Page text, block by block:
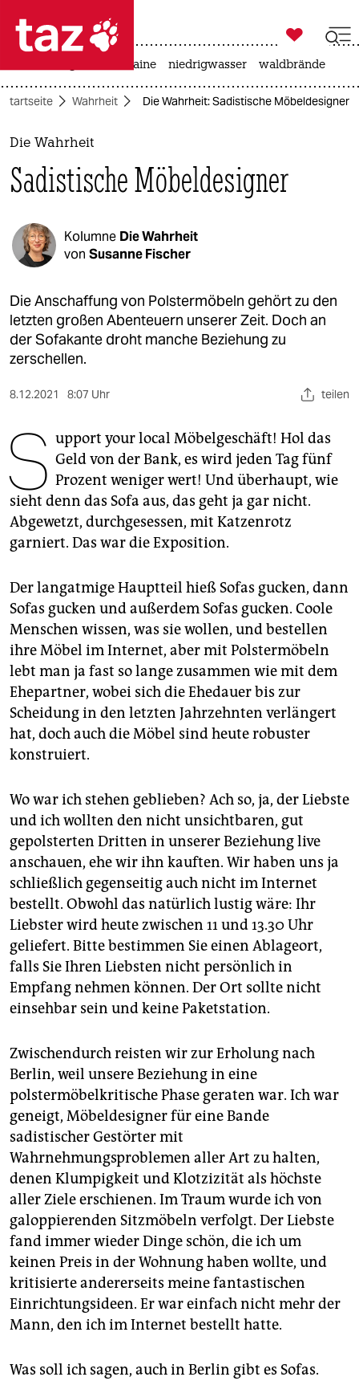
 taz zahl ich
taz zahl ich
themen
politik
öko
gesellschaft
kultur
sport
berlin
nord
wahrheit
verlag
verlag
veranstaltungen
fragen & hilfe
unterstützen
abo
genossenschaft
epaper login

taz zahl ich
krieg in der ukraine niedrigwasser waldbrände
Startseite Wahrheit Die Wahrheit: Sadistische Möbeldesigner
Die Wahrheit
Sadistische Möbeldesigner
Kolumne Die Wahrheit
von Susanne Fischer
Die Anschaffung von Polstermöbeln gehört zu den
letzten großen Abenteuern unserer Zeit. Doch an
der Sofakante droht manche Beziehung zu
zerschellen.
8.12.2021 8:07 Uhr teilen
S upport your local Möbelgeschäft! Hol das
Geld von der Bank, es wird jeden Tag fünf
Prozent weniger wert! Und überhaupt, wie
sieht denn das Sofa aus, das geht ja gar nicht.
Abgewetzt, durchgesessen, mit Katzenrotz
garniert. Das war die Exposition.
Der langatmige Hauptteil hieß Sofas gucken, dann
Sofas gucken und außerdem Sofas gucken. Coole
Menschen wissen, was sie wollen, und bestellen
ihre Möbel im Internet, aber mit Polstermöbeln
lebt man ja fast so lange zusammen wie mit dem
Ehepartner, wobei sich die Ehedauer bis zur
Scheidung in den letzten Jahrzehnten verlängert
hat, doch auch die Möbel sind heute robuster
konstruiert.
Wo war ich stehen geblieben? Ach so, ja, der Liebste
und ich wollten den nicht unsichtbaren, gut
gepolsterten Dritten in unserer Beziehung live
anschauen, ehe wir ihn kauften. Wir haben uns ja
schließlich gegenseitig auch nicht im Internet
bestellt. Obwohl das natürlich lustig wäre: Ihr
Liebster wird heute zwischen 11 und 13.30 Uhr
geliefert. Bitte bestimmen Sie einen Ablageort,
falls Sie Ihren Liebsten nicht persönlich in
Empfang nehmen können. Der Ort sollte nicht
einsehbar sein und keine Paketstation.
Zwischendurch reisten wir zur Erholung nach
Berlin, weil unsere Beziehung in eine
polstermöbelkritische Phase geraten war. Ich war
geneigt, Möbeldesigner für eine Bande
sadistischer Gestörter mit
Wahrnehmungsproblemen aller Art zu halten,
denen Klumpigkeit und Klotzizität als höchste
aller Ziele erschienen. Im Traum wurde ich von
galoppierenden Sitzmöbeln verfolgt. Der Liebste
fand immer wieder Dinge schön, die ich um
keinen Preis in der Wohnung haben wollte, und
kritisierte andererseits meine fantastischen
Einrichtungsideen. Er war einfach nicht mehr der
Mann, den ich im Internet bestellt hatte.
Was soll ich sagen, auch in Berlin gibt es Sofas.